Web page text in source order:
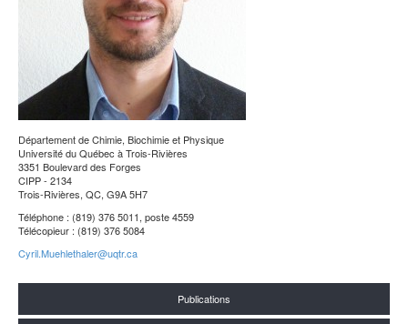
Département de Chimie, Biochimie et Physique
Université du Québec à Trois-Rivières
3351 Boulevard des Forges
CIPP - 2134
Trois-Rivières, QC, G9A 5H7
Téléphone : (819) 376 5011, poste 4559
Télécopieur : (819) 376 5084
Cyril.Muehlethaler@uqtr.ca
Publications